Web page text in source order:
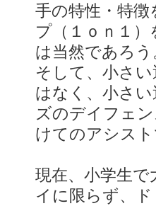
手の特性・特
プ（１ｏｎ１
は当然であろう
そして、小さ
はなく、小さ
ズのデイフェ
けてのアシス
現在、小学生
イに限らず、